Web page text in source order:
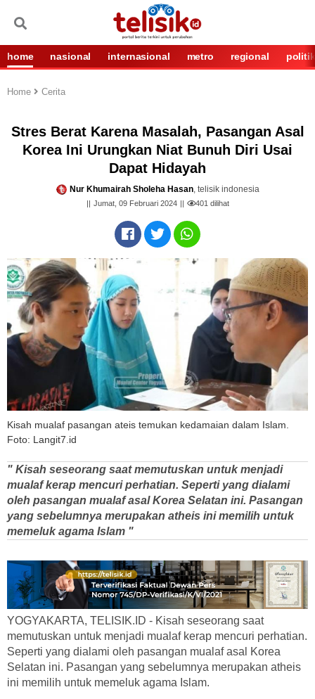
home nasional internasional metro regional politik
Home Cerita
Stres Berat Karena Masalah, Pasangan Asal
Korea Ini Urungkan Niat Bunuh Diri Usai
Dapat Hidayah
Nur Khumairah Sholeha Hasan, telisik indonesia
Jumat, 09 Februari 2024 401 dilihat
Kisah mualaf pasangan ateis temukan kedamaian dalam Islam.
Foto: Langit7.id
" Kisah seseorang saat memutuskan untuk menjadi
mualaf kerap mencuri perhatian. Seperti yang dialami
oleh pasangan mualaf asal Korea Selatan ini. Pasangan
yang sebelumnya merupakan atheis ini memilih untuk
memeluk agama Islam "
YOGYAKARTA, TELISIK.ID - Kisah seseorang saat
memutuskan untuk menjadi mualaf kerap mencuri perhatian.
Seperti yang dialami oleh pasangan mualaf asal Korea
Selatan ini. Pasangan yang sebelumnya merupakan atheis
ini memilih untuk memeluk agama Islam.